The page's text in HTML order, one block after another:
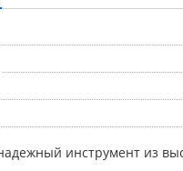
инструмент из